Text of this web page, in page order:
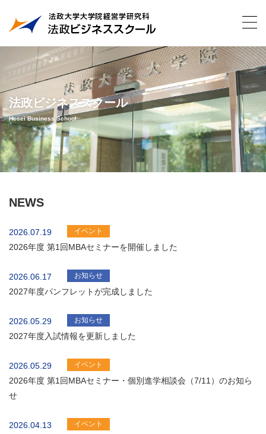
法政ビジネススクール
Hosei Business School
NEWS
2026.07.19 イベント
2026年度 第1回MBAセミナーを開催しました
2026.06.17 お知らせ
2027年度パンフレットが完成しました
2026.05.29 お知らせ
2027年度入試情報を更新しました
2026.05.29 イベント
2026年度 第1回MBAセミナー・個別進学相談会（7/11）のお知ら
せ
2026.04.13 イベント